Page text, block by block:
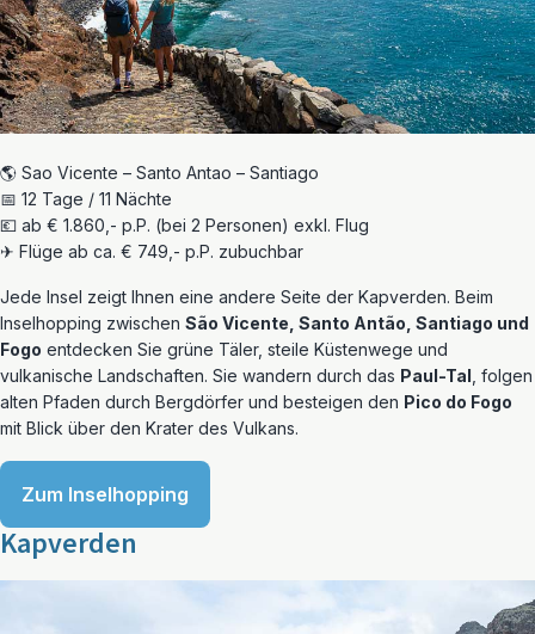
🌎 Sao Vicente – Santo Antao – Santiago
📅 12 Tage / 11 Nächte
💶 ab € 1.860,- p.P. (bei 2 Personen) exkl. Flug
✈ Flüge ab ca. € 749,- p.P. zubuchbar
Jede Insel zeigt Ihnen eine andere Seite der Kapverden. Beim
Inselhopping zwischen São Vicente, Santo Antão, Santiago und
Fogo entdecken Sie grüne Täler, steile Küstenwege und
vulkanische Landschaften. Sie wandern durch das Paul-Tal , folgen
alten Pfaden durch Bergdörfer und besteigen den Pico do Fogo
mit Blick über den Krater des Vulkans.
Zum Inselhopping
Kapverden